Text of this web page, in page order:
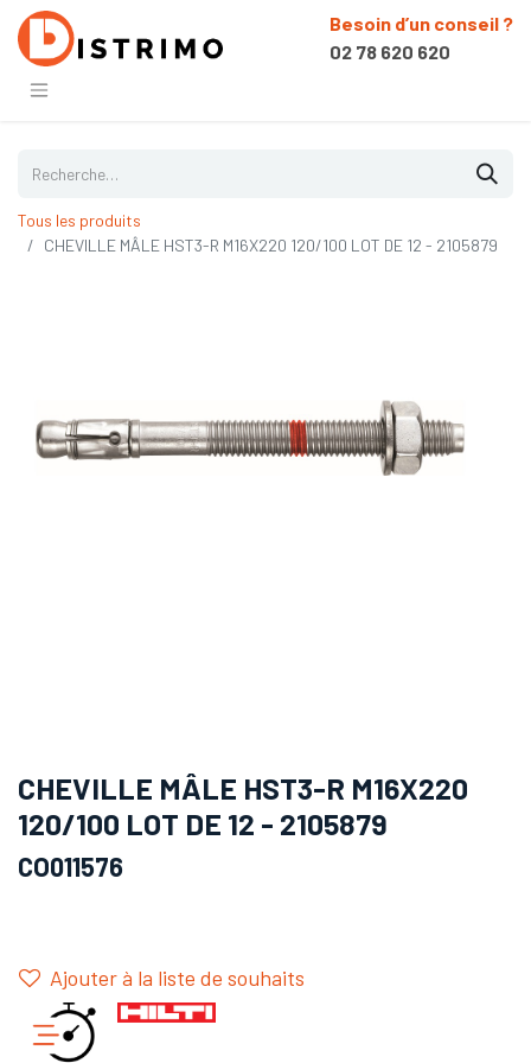
Besoin d’un conseil ?
02 78 620 620
Tous les produits
CHEVILLE MÂLE HST3-R M16X220 120/100 LOT DE 12 - 2105879
CHEVILLE MÂLE HST3-R M16X220
120/100 LOT DE 12 - 2105879
CO011576
Ajouter à la liste de souhaits